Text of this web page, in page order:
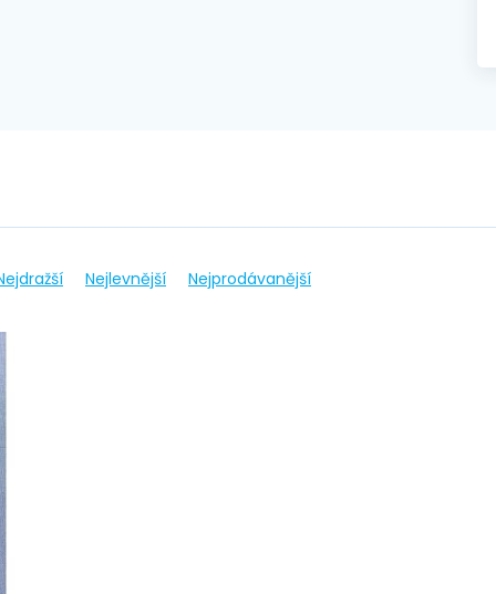
Nejlevnější Nejprodávanější